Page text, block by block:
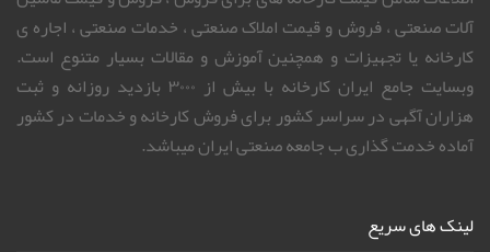
آلات صنعتی ، فروش و قیمت املاک صنعتی ، خدمات صنعتی ، اجاره ی
کارخانه یا تجهیزات و همچنین آموزش و مقالات بسیار متنوع است.
وبسایت جامع ایران کارخانه با بیش از ۳۰۰۰ بازدید روزانه و ثبت
هزاران آگهی در سراسر کشور برای فروش کارخانه و خدمات در کشور
آماده خدمت گذاری ب جامعه صنعتی ایران میباشد.
لینک های سریع